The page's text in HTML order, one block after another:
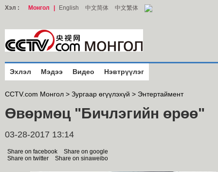
Хэл : Монгол English 中文简体 中文繁体
Эхлэл Мэдээ Видео Нэвтрүүлэг
CCTV.com Монгол > Зургаар өгүүлэхүй > Энтертаймент
Өвөрмөц "Бичлэгийн өрөө"
03-28-2017 13:14
Share on facebook
Share on google
Share on twitter
Share on sinaweibo